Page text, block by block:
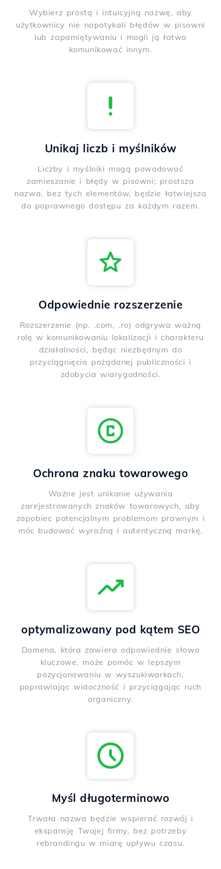
Wybierz prostą i intuicyjną nazwę, aby
użytkownicy nie napotykali błędów w pisowni
lub zapamiętywaniu i mogli ją łatwo
komunikować innym.
Unikaj liczb i myślników
Liczby i myślniki mogą powodować
zamieszanie i błędy w pisowni; prostsza
nazwa, bez tych elementów, będzie łatwiejsza
do poprawnego dostępu za każdym razem.
Odpowiednie rozszerzenie
Rozszerzenie (np. .com, .ro) odgrywa ważną
rolę w komunikowaniu lokalizacji i charakteru
działalności, będąc niezbędnym do
przyciągnięcia pożądanej publiczności i
zdobycia wiarygodności.
Ochrona znaku towarowego
Ważne jest unikanie używania
zarejestrowanych znaków towarowych, aby
zapobiec potencjalnym problemom prawnym i
móc budować wyraźną i autentyczną markę.
optymalizowany pod kątem SEO
Domena, która zawiera odpowiednie słowo
kluczowe, może pomóc w lepszym
pozycjonowaniu w wyszukiwarkach,
poprawiając widoczność i przyciągając ruch
organiczny.
Myśl długoterminowo
Trwała nazwa będzie wspierać rozwój i
ekspansję Twojej firmy, bez potrzeby
rebrandingu w miarę upływu czasu.